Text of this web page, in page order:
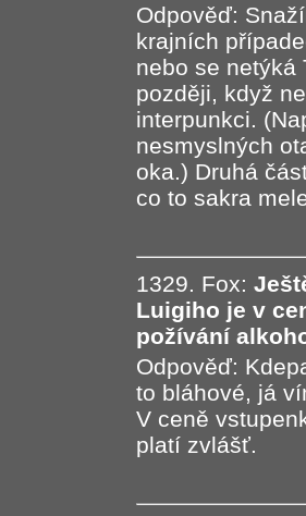
Odpověď:
krajních
nebo se netýká
později, když
interpunkci.
nesmyslných
oka.) Druhá
co to sakra
1329. Fox:
Luigiho je v
požívání
Odpověď:
to bláhové, já
V ceně
platí zvlášť.